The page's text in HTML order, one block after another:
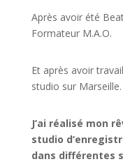
Après avoir été
Formateur M.A.O.
Et après avoir
studio sur Marseille.
J’ai réalisé mon
studio
dans différentes